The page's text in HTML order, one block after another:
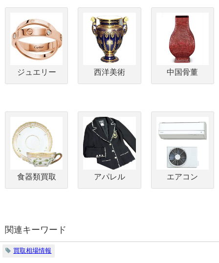
ジュエリー 西洋美術 中国骨董
食器類買取 アパレル エアコン
関連キーワード
買取相場情報